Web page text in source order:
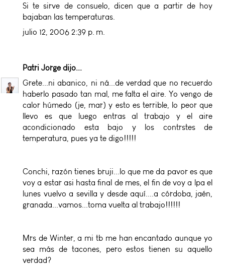
Si te sirve de consuelo, dicen que a partir de hoy
bajaban las temperaturas.
julio 12, 2006 2:39 p. m.
Patri Jorgedijo...
Grete...ni abanico, ni ná...de verdad que no recuerdo
haberlo pasado tan mal, me falta el aire. Yo vengo de
calor húmedo (je, mar) y esto es terrible, lo peor que
llevo es que luego entras al trabajo y el aire
acondicionado esta bajo y los contrstes de
temperatura, pues ya te digo!!!!!
Conchi, razón tienes bruji...lo que me da pavor es que
voy a estar asi hasta final de mes, el fin de voy a lpa el
lunes vuelvo a sevilla y desde aquí....a córdoba, jaén,
granada...vamos...toma vuelta al trabajo!!!!!!
Mrs de Winter, a mi tb me han encantado aunque yo
sea más de tacones, pero estos tienen su aquello
verdad?